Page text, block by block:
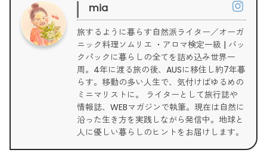
mia
旅するように暮らす自然派ライター／オーガ
ニック料理ソムリエ ・アロマ検定一級 | バッ
クパックに暮らしの全てを詰め込み世界一
周。4年に渡る旅の後、AUSに移住し約7年暮
らす。移動の多い人生で、気付けばゆるめの
ミニマリストに。 ライターとして旅行誌や
情報誌、WEBマガジンで執筆。現在は自然に
沿った生き方を実践しながら発信中。地球と
人に優しい暮らしのヒントをお届けします。